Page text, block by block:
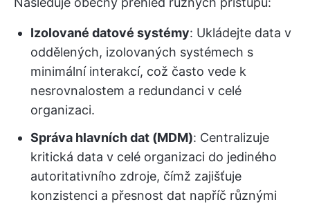
Izolované datové systémy: Ukládejte data v
oddělených, izolovaných systémech s
minimální interakcí, což často vede k
nesrovnalostem a redundanci v celé
organizaci.
Správa hlavních dat (MDM): Centralizuje
kritická data v celé organizaci do jediného
autoritativního zdroje, čímž zajišťuje
konzistenci a přesnost dat napříč různými